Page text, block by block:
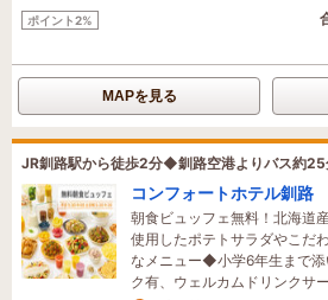
ポイント2%
MAPを見る
JR釧路駅から徒歩2分◆釧路空港よりバス約25
コンフォートホテル釧路
朝食ビュッフェ無料！北海道
使用したポテトサラダやこだ
なメニュー◆小学6年生まで
ク有、ウェルカムドリンクサ